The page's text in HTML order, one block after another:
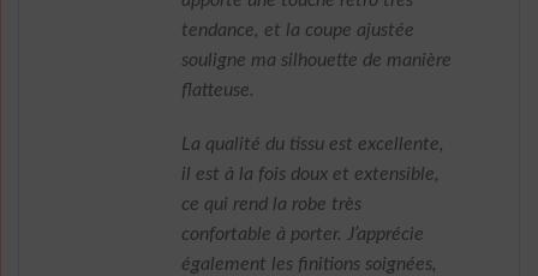
tendance, et la coupe ajustée
souligne ma silhouette de manière
flatteuse.
La qualité du tissu est excellente,
il est à la fois doux et extensible,
ce qui rend la robe très
confortable à porter. J’apprécie
également les finitions soignées,